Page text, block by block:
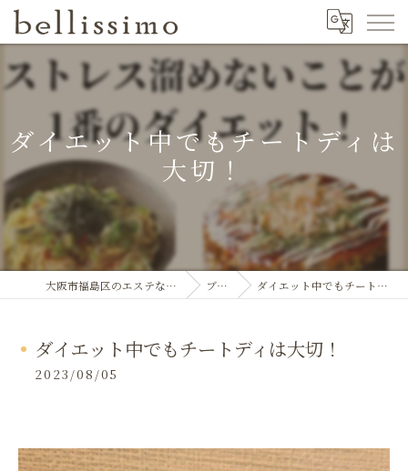
ダイエット中でもチートディは
大切！
大阪市福島区のエステならbellissimo ブログ ダイエット中でもチートディは大切！
ダイエット中でもチートディは大切！
2023/08/05